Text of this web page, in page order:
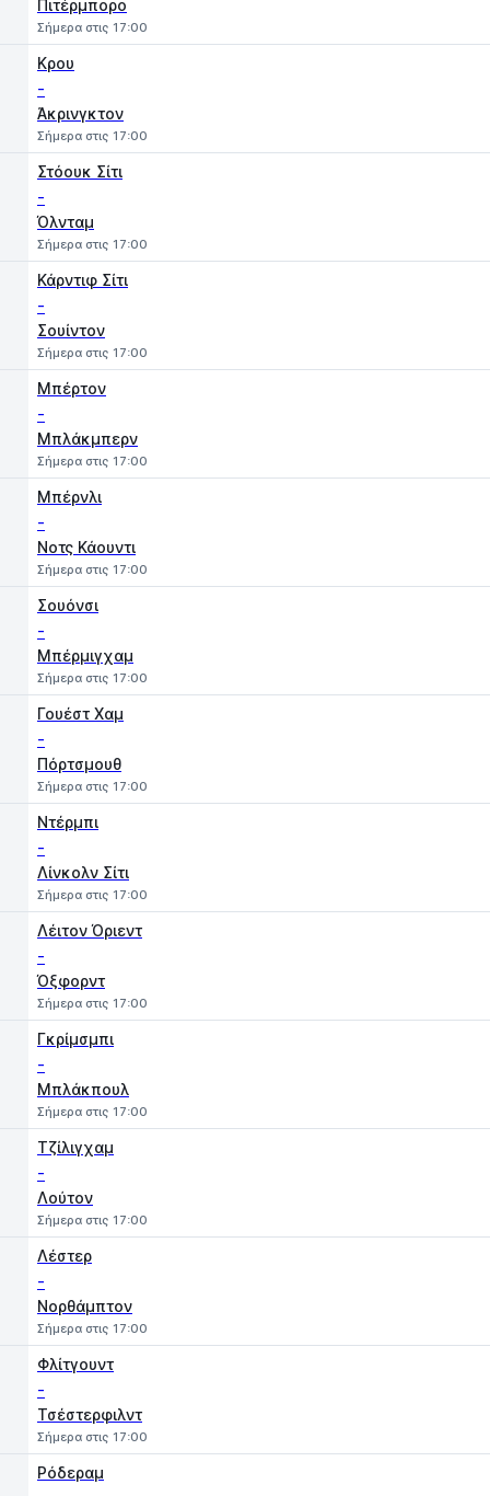
Πιτέρμπορο
Σήμερα στις 17:00
Κρου
-
Άκρινγκτον
Σήμερα στις 17:00
Στόουκ Σίτι
-
Όλνταμ
Σήμερα στις 17:00
Κάρντιφ Σίτι
-
Σουίντον
Σήμερα στις 17:00
Μπέρτον
-
Μπλάκμπερν
Σήμερα στις 17:00
Μπέρνλι
-
Νοτς Κάουντι
Σήμερα στις 17:00
Σουόνσι
-
Μπέρμιγχαμ
Σήμερα στις 17:00
Γουέστ Χαμ
-
Πόρτσμουθ
Σήμερα στις 17:00
Ντέρμπι
-
Λίνκολν Σίτι
Σήμερα στις 17:00
Λέιτον Όριεντ
-
Όξφορντ
Σήμερα στις 17:00
Γκρίμσμπι
-
Μπλάκπουλ
Σήμερα στις 17:00
Τζίλιγχαμ
-
Λούτον
Σήμερα στις 17:00
Λέστερ
-
Νορθάμπτον
Σήμερα στις 17:00
Φλίτγουντ
-
Τσέστερφιλντ
Σήμερα στις 17:00
Ρόδεραμ